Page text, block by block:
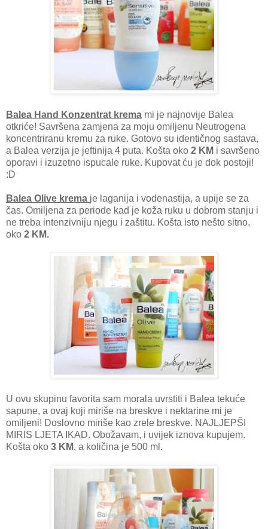
Balea Hand Konzentrat krema mi je najnovije Balea
otkriće! Savršena zamjena za moju omiljenu Neutrogena
koncentriranu kremu za ruke. Gotovo su identičnog sastava,
a Balea verzija je jeftinija 4 puta. Košta oko 2 KM i savršeno
oporavi i izuzetno ispucale ruke. Kupovat ću je dok postoji!
:D
Balea Olive krema je laganija i vodenastija, a upije se za
čas. Omiljena za periode kad je koža ruku u dobrom stanju i
ne treba intenzivniju njegu i zaštitu. Košta isto nešto sitno,
oko 2 KM.
U ovu skupinu favorita sam morala uvrstiti i Balea tekuće
sapune, a ovaj koji miriše na breskve i nektarine mi je
omiljeni! Doslovno miriše kao zrele breskve. NAJLJEPŠI
MIRIS LJETA IKAD. Obožavam, i uvijek iznova kupujem.
Košta oko 3 KM, a količina je 500 ml.